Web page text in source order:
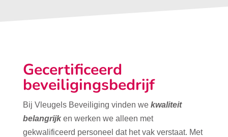
Gecertificeerd
beveiligingsbedrijf
Bij Vleugels Beveiliging vinden we kwaliteit
belangrijk en werken we alleen met
gekwalificeerd personeel dat het vak verstaat. Met